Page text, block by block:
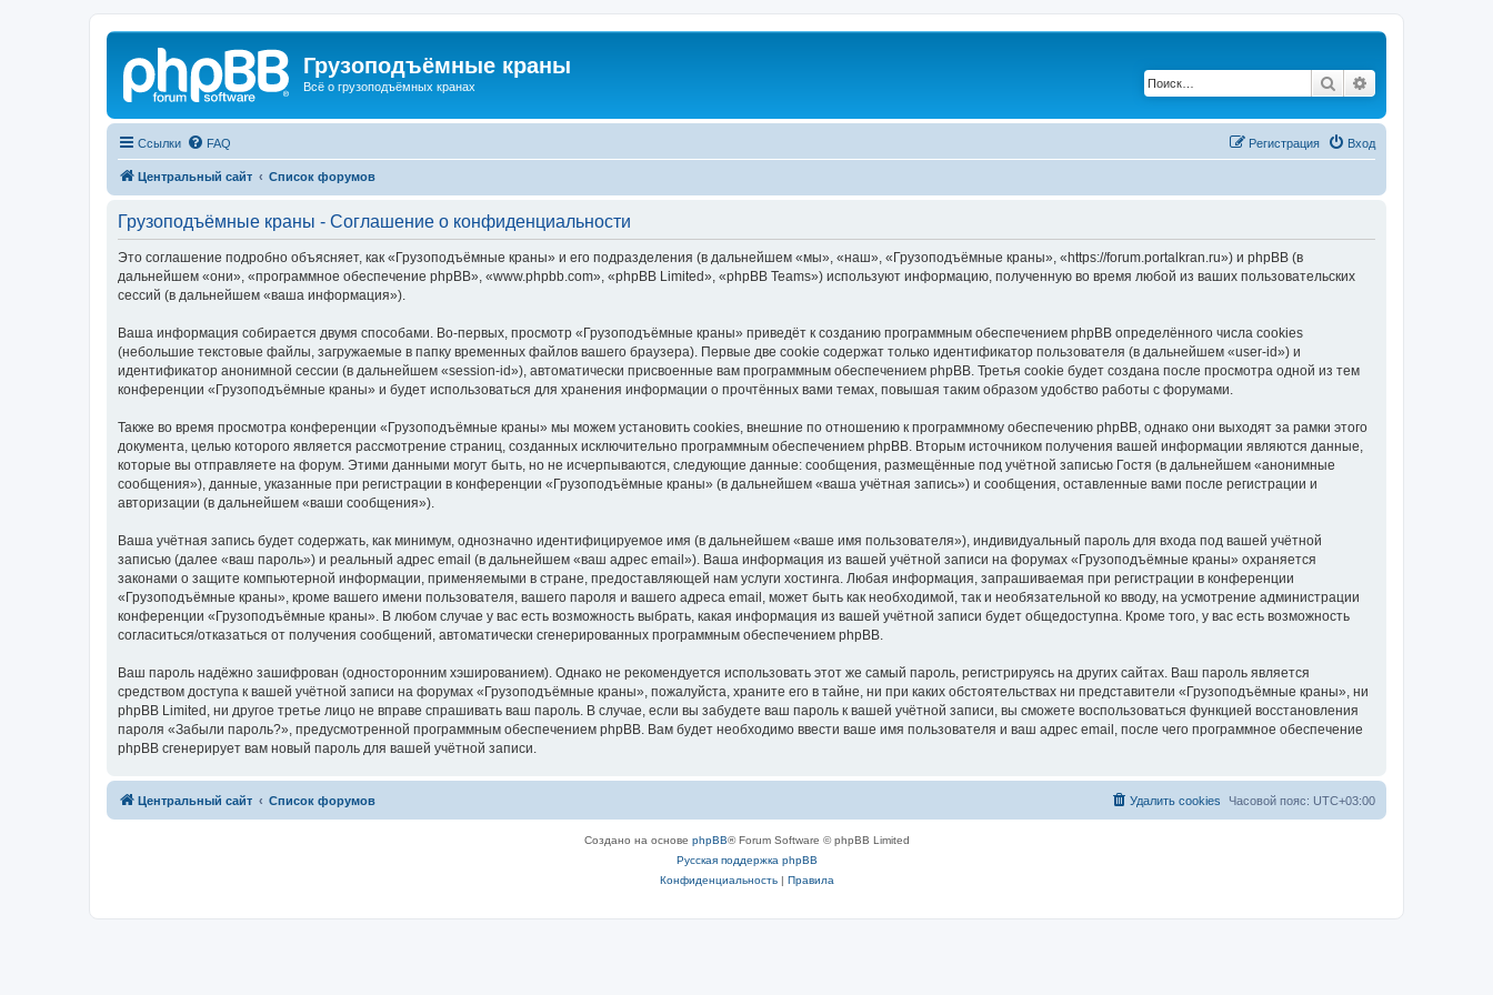
Грузоподъёмные краны
Всё о грузоподъёмных кранах Поиск
Ссылки FAQ Вход
Регистрация
Центральный сайт Список форумов
Грузоподъёмные краны - Соглашение о конфиденциальности
Это соглашение подробно объясняет, как «Грузоподъёмные краны» и его подразделения (в дальнейшем «мы», «наш», «Грузоподъёмные краны», «https://forum.portalkran.ru») и phpBB (в
дальнейшем «они», «программное обеспечение phpBB», «www.phpbb.com», «phpBB Limited», «phpBB Teams») используют информацию, полученную во время любой из ваших пользовательских
сессий (в дальнейшем «ваша информация»).
Ваша информация собирается двумя способами. Во-первых, просмотр «Грузоподъёмные краны» приведёт к созданию программным обеспечением phpBB определённого числа cookies
(небольшие текстовые файлы, загружаемые в папку временных файлов вашего браузера). Первые две cookie содержат только идентификатор пользователя (в дальнейшем «user-id») и
идентификатор анонимной сессии (в дальнейшем «session-id»), автоматически присвоенные вам программным обеспечением phpBB. Третья cookie будет создана после просмотра одной из тем
конференции «Грузоподъёмные краны» и будет использоваться для хранения информации о прочтённых вами темах, повышая таким образом удобство работы с форумами.
Также во время просмотра конференции «Грузоподъёмные краны» мы можем установить cookies, внешние по отношению к программному обеспечению phpBB, однако они выходят за рамки этого
документа, целью которого является рассмотрение страниц, созданных исключительно программным обеспечением phpBB. Вторым источником получения вашей информации являются данные,
которые вы отправляете на форум. Этими данными могут быть, но не исчерпываются, следующие данные: сообщения, размещённые под учётной записью Гостя (в дальнейшем «анонимные
сообщения»), данные, указанные при регистрации в конференции «Грузоподъёмные краны» (в дальнейшем «ваша учётная запись») и сообщения, оставленные вами после регистрации и
авторизации (в дальнейшем «ваши сообщения»).
Ваша учётная запись будет содержать, как минимум, однозначно идентифицируемое имя (в дальнейшем «ваше имя пользователя»), индивидуальный пароль для входа под вашей учётной
записью (далее «ваш пароль») и реальный адрес email (в дальнейшем «ваш адрес email»). Ваша информация из вашей учётной записи на форумах «Грузоподъёмные краны» охраняется
законами о защите компьютерной информации, применяемыми в стране, предоставляющей нам услуги хостинга. Любая информация, запрашиваемая при регистрации в конференции
«Грузоподъёмные краны», кроме вашего имени пользователя, вашего пароля и вашего адреса email, может быть как необходимой, так и необязательной ко вводу, на усмотрение администрации
конференции «Грузоподъёмные краны». В любом случае у вас есть возможность выбрать, какая информация из вашей учётной записи будет общедоступна. Кроме того, у вас есть возможность
согласиться/отказаться от получения сообщений, автоматически сгенерированных программным обеспечением phpBB.
Ваш пароль надёжно зашифрован (односторонним хэшированием). Однако не рекомендуется использовать этот же самый пароль, регистрируясь на других сайтах. Ваш пароль является
средством доступа к вашей учётной записи на форумах «Грузоподъёмные краны», пожалуйста, храните его в тайне, ни при каких обстоятельствах ни представители «Грузоподъёмные краны», ни
phpBB Limited, ни другое третье лицо не вправе спрашивать ваш пароль. В случае, если вы забудете ваш пароль к вашей учётной записи, вы сможете воспользоваться функцией восстановления
пароля «Забыли пароль?», предусмотренной программным обеспечением phpBB. Вам будет необходимо ввести ваше имя пользователя и ваш адрес email, после чего программное обеспечение
phpBB сгенерирует вам новый пароль для вашей учётной записи.
Центральный сайт Список форумов Часовой пояс: UTC+03:00
Удалить cookies
Создано на основе phpBB® Forum Software © phpBB Limited
Русская поддержка phpBB
Конфиденциальность| Правила